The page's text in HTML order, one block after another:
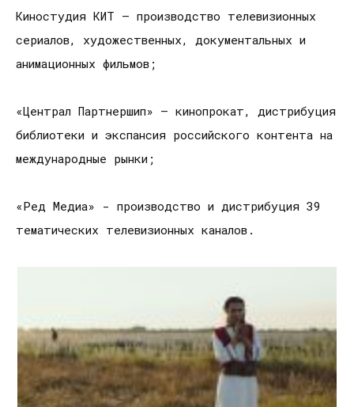
Киностудия КИТ – производство телевизионных
сериалов, художественных, документальных и
анимационных фильмов;
«Централ Партнершип» – кинопрокат, дистрибуция
библиотеки и экспансия российского контента на
международные рынки;
«Ред Медиа» - производство и дистрибуция 39
тематических телевизионных каналов.